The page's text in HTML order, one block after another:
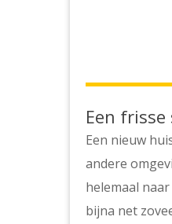
Een
Een nieuw
andere
helemaal
bijna net